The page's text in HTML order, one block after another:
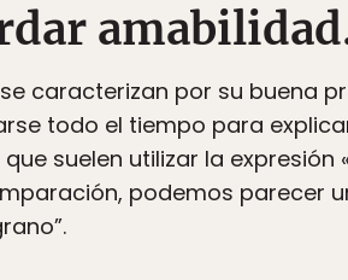
caracterizan por su buena
todo el tiempo para
suelen utilizar la
podemos parecer